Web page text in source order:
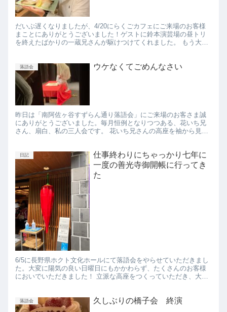
だいぶ遅くなりましたが、4/20にらくごカフェにご来場のお客様
まことにありがとうございました！ゲストに鈴本演芸場の昼トリ
を終えたばかりの一蔵兄さんが駆けつけてくれました。 もう大変
落語会 ウケなくてごめんなさい
昨日は「南阿佐ヶ谷すずらん通り落語会」にご来場のお客さま誠
にありがとうございました。毎月恒例となりつつある、花いち兄
さん、扇白、私の三人会です。 花いち兄さんの高座を袖から見て
日記
仕事終わりにちゃっかり七年に
一度の善光寺御開帳に行ってき
た
6/5に長野県ホクト文化ホールにて落語会をやらせていただきまし
た。大変に陽気の良い日曜日にもかかわらず、たくさんのお客様
においでいただきました！ 立派な高座をつくっていただき、大き
落語会 久しぶりの橋子会 終演